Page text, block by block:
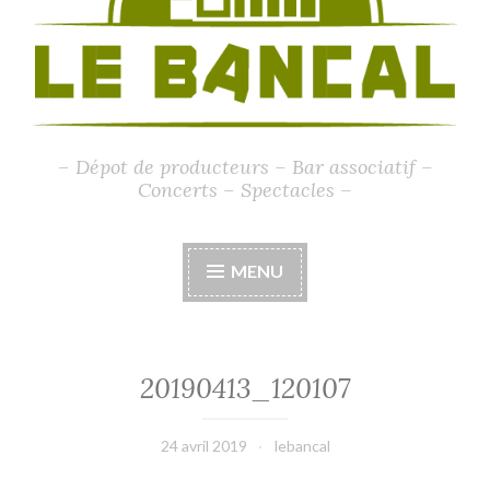
– Dépot de producteurs – Bar associatif –
Concerts – Spectacles –
MENU
20190413_120107
24 avril 2019 lebancal